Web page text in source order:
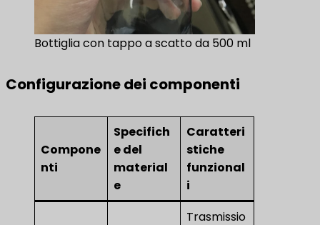
Bottiglia con tappo a scatto da 500 ml
Configurazione dei componenti
Compone
nti
Specifich
e del
material
e
Caratteri
stiche
funzional
i
Trasmissio